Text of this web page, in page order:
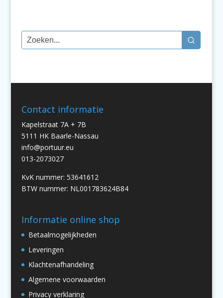
Contact informatie
Kapelstraat 7A + 7B
5111 HK Baarle-Nassau
info@portuur.eu
013-2073027
KvK nummer: 53641612
BTW nummer: NL001783624B84
Informatie online shop
Betaalmogelijkheden
Leveringen
Klachtenafhandeling
Algemene voorwaarden
Privacy verklaring